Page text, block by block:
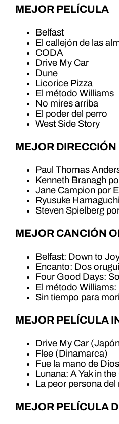
MEJOR PELÍCULA
Belfast
El callejón de las
CODA
Drive My Car
Dune
Licorice Pizza
El método Williams
No mires arriba
El poder del perro
West Side Story
MEJOR DIRECCIÓN
Paul Thomas
Kenneth Branagh
Jane Campion por
Ryusuke
Steven Spielberg
MEJOR CANCIÓN
Belfast: Down to
Encanto: Dos
Four Good Days:
El método Williams:
Sin tiempo para
MEJOR PELÍCULA
Drive My Car
Flee (Dinamarca)
Fue la mano de
Lunana: A Yak in
La peor persona
MEJOR PELÍCULA